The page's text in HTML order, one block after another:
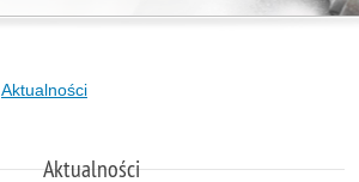
Aktualności
Aktualności